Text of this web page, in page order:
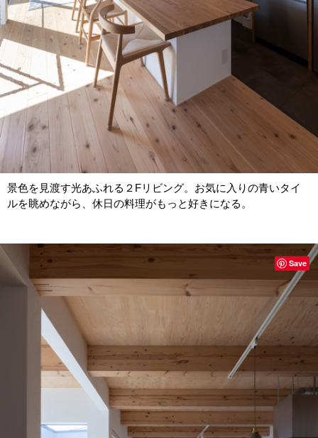
景色を見渡す光あふれる２Fリビング。お気に入りの青いタイ
ルを眺めながら、休日の料理がもっと好きになる。
Save